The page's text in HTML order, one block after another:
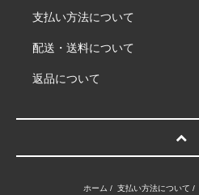
支払い方法について
配送・送料について
返品について
ホーム / 支払い方法について /